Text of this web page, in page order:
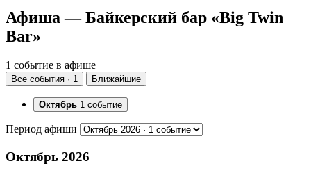
Афиша — Байкерский бар «Big Twin
Bar»
1 событие в афише
Все события · 1 Ближайшие
Октябрь 1 событие
Период афиши
Октябрь 2026